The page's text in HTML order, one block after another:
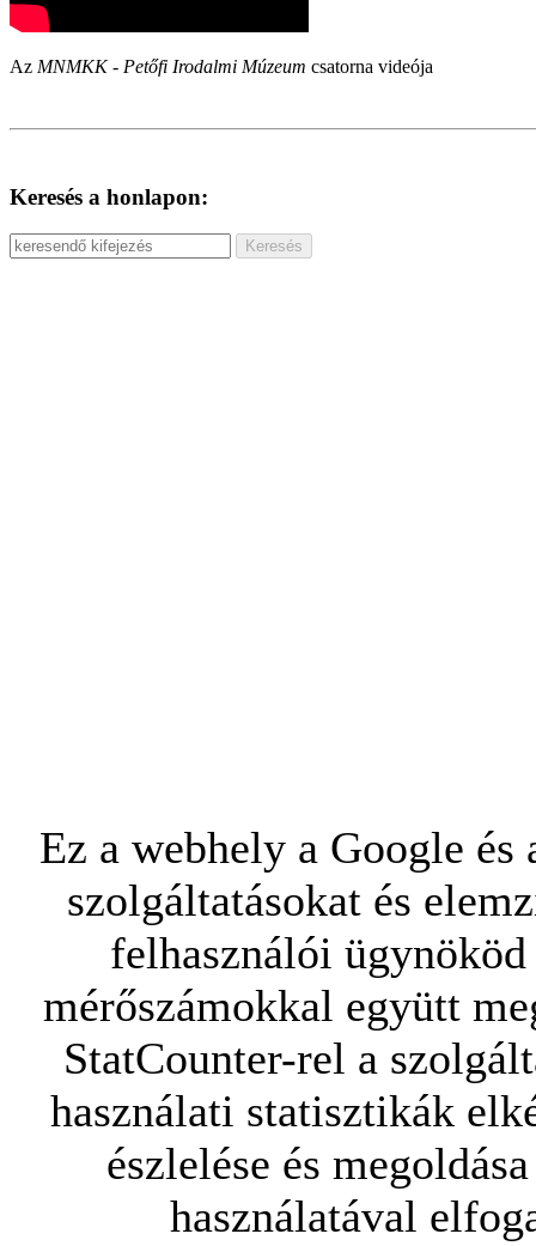
Az MNMKK - Petőfi Irodalmi Múzeum csatorna videója
Keresés a honlapon:
Ez a webhely a Google
szolgáltatásokat és
felhasználói
mérőszámokkal együtt
StatCounter-rel a
használati statisztikák
észlelése és
használatával